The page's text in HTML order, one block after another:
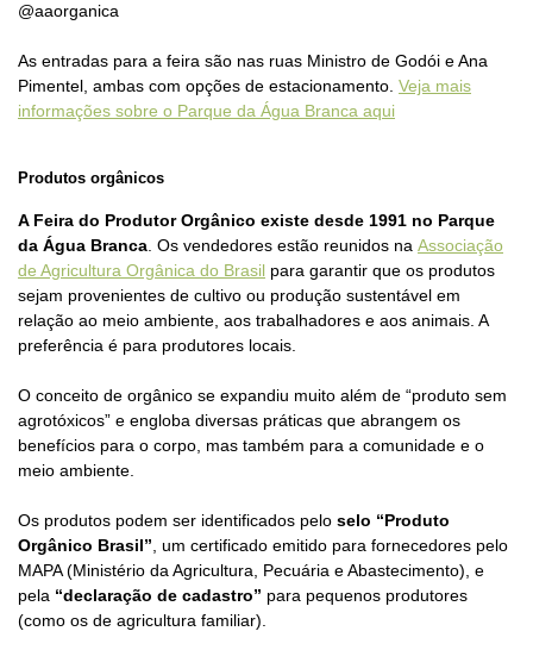
@aaorganica
As entradas para a feira são nas ruas Ministro de Godói e Ana
Pimentel, ambas com opções de estacionamento. Veja mais
informações sobre o Parque da Água Branca aqui
Produtos orgânicos
A Feira do Produtor Orgânico existe desde 1991 no Parque
da Água Branca . Os vendedores estão reunidos na Associação
de Agricultura Orgânica do Brasil para garantir que os produtos
sejam provenientes de cultivo ou produção sustentável em
relação ao meio ambiente, aos trabalhadores e aos animais. A
preferência é para produtores locais.
O conceito de orgânico se expandiu muito além de “produto sem
agrotóxicos” e engloba diversas práticas que abrangem os
benefícios para o corpo, mas também para a comunidade e o
meio ambiente.
Os produtos podem ser identificados pelo selo “Produto
Orgânico Brasil” , um certificado emitido para fornecedores pelo
MAPA (Ministério da Agricultura, Pecuária e Abastecimento), e
pela “declaração de cadastro” para pequenos produtores
(como os de agricultura familiar).